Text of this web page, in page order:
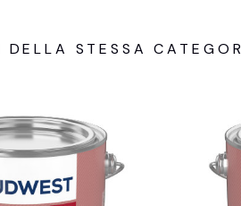
DELLA STESSA